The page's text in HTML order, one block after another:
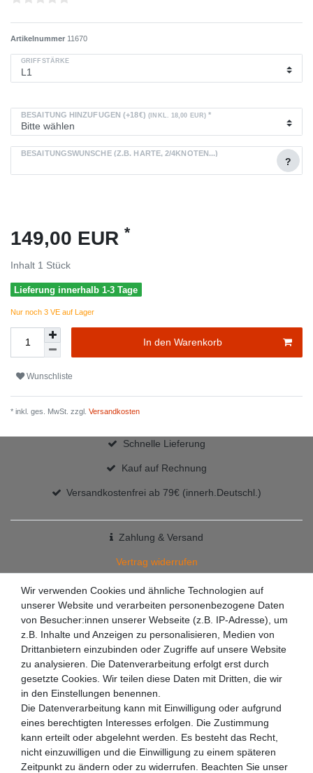
Artikelnummer 11670
GRIFFSTÄRKE
BESAITUNG HINZUFÜGEN (+18€) (INKL. 18,00 EUR) *
BESAITUNGSWÜNSCHE (Z.B. HÄRTE, 2/4KNOTEN...)
?
149,00 EUR *
Inhalt 1 Stück
Lieferung innerhalb 1-3 Tage
Nur noch 3 VE auf Lager
In den Warenkorb
Wunschliste
* inkl. ges. MwSt. zzgl. Versandkosten
Schnelle Lieferung
Kauf auf Rechnung
Versandkostenfrei ab 79€ (innerh.Deutschl.)
Zahlung & Versand
Vertrag widerrufen
+49 7363 9200301
✉ info@racketzone.de
Wir verwenden Cookies und ähnliche Technologien auf
unserer Website und verarbeiten personenbezogene Daten
von Besucher:innen unserer Webseite (z.B. IP-Adresse), um
z.B. Inhalte und Anzeigen zu personalisieren, Medien von
Drittanbietern einzubinden oder Zugriffe auf unsere Website
zu analysieren. Die Datenverarbeitung erfolgt erst durch
gesetzte Cookies. Wir teilen diese Daten mit Dritten, die wir
in den Einstellungen benennen.
Die Datenverarbeitung kann mit Einwilligung oder aufgrund
eines berechtigten Interesses erfolgen. Die Zustimmung
kann erteilt oder abgelehnt werden. Es besteht das Recht,
nicht einzuwilligen und die Einwilligung zu einem späteren
Zeitpunkt zu ändern oder zu widerrufen. Beachten Sie unser